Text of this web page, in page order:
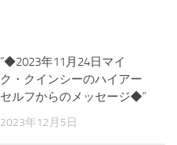
”◆2023年11月24日マイ
ク・クインシーのハイアー
セルフからのメッセージ◆”
2023年12月5日